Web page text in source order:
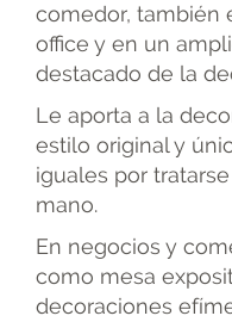
comedor, también
office y en un
destacado de la
Le aporta a la
estilo original y
iguales por
mano.
En negocios y
como mesa
decoraciones